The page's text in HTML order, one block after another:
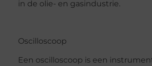
in de olie- en gasindustrie.
Oscilloscoop
Een oscilloscoop is een